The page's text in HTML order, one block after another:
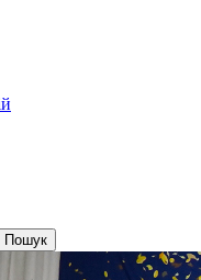
Пошук